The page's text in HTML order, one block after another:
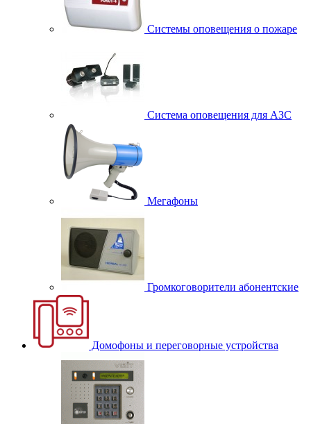
Системы оповещения о пожаре
Система оповещения для АЗС
Мегафоны
Громкоговорители абонентские
Домофоны и переговорные устройства